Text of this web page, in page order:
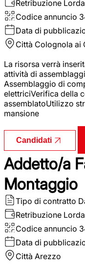
Retribuzione Lorda
Codice annuncio
Data di
Città Colognola ai
La risorsa verrà
attività di
Assemblaggio di
elettriciVerifica della
assemblatoUtilizzo
mansione
Candidati
Addetto/a
Montaggio
Tipo di contratto
Retribuzione Lorda
Codice annuncio
Data di
Città Arezzo